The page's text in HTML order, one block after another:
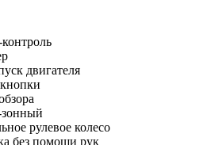
двигателя
рулевое колесо
без помощи рук